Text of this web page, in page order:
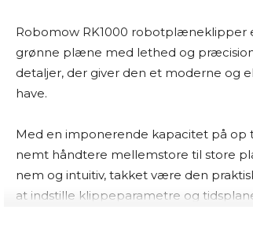
Robomow RK1000 robotplæneklipper
grønne plæne med lethed og
detaljer, der giver den et moderne og
have.
Med en imponerende kapacitet på
nemt håndtere mellemstore til store
nem og intuitiv, takket være den
at indstille klippeparametre og